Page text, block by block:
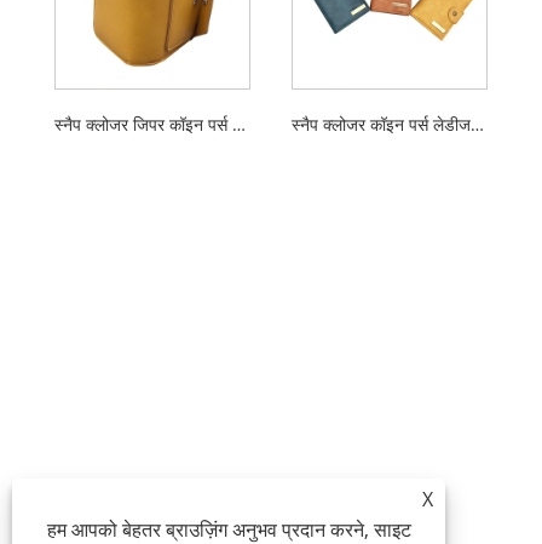
स्नैप क्लोजर जिपर कॉइन पर्स लेडीज पीयू वॉलेट स्नैप क्लोजर कॉइन पर्स लेडीज पीयू वॉलेट
X
हम आपको बेहतर ब्राउज़िंग अनुभव प्रदान करने, साइट